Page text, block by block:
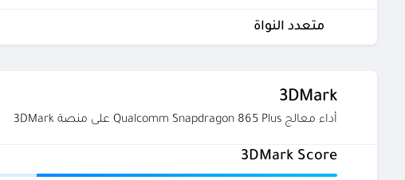
متعدد النواة
3DMark
أداء معالج Qualcomm Snapdragon 865 Plus على منصة 3DMark
3DMark Score